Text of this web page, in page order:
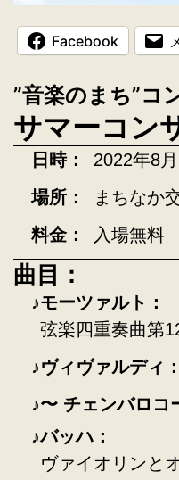
Facebook
”音楽のまち”コ
サマーコン
日時：
2022年8
場所：
まちなか
料金：
入場無料
曲目：
モーツァルト：
弦楽四重奏曲第
ヴィヴァルディ：
〜 チェンバロコ
バッハ：
ヴァイオリンと